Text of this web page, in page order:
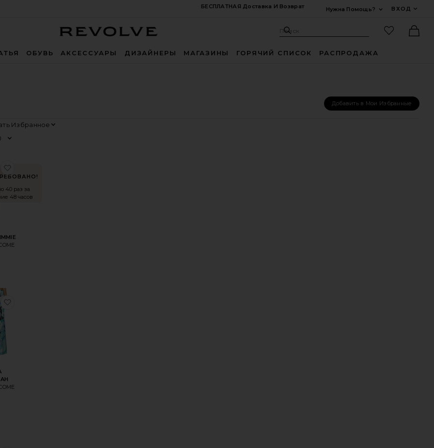
БЕСПЛАТНАЯ Доставка И Возврат
Нужна Помощь?
ВХОД
Поиск: Site
Поиск
ОБУВЬ АКСЕССУАРЫ ДИЗАЙНЕРЫ МАГАЗИНЫ ГОРЯЧИЙ СПИСОК РАСПРОДАЖА
Добавить в Мои Избранные
Сортировать
Просмотр
CHARLY
40 раз за
48 часов
MARISSA